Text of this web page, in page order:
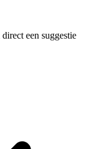
een suggestie